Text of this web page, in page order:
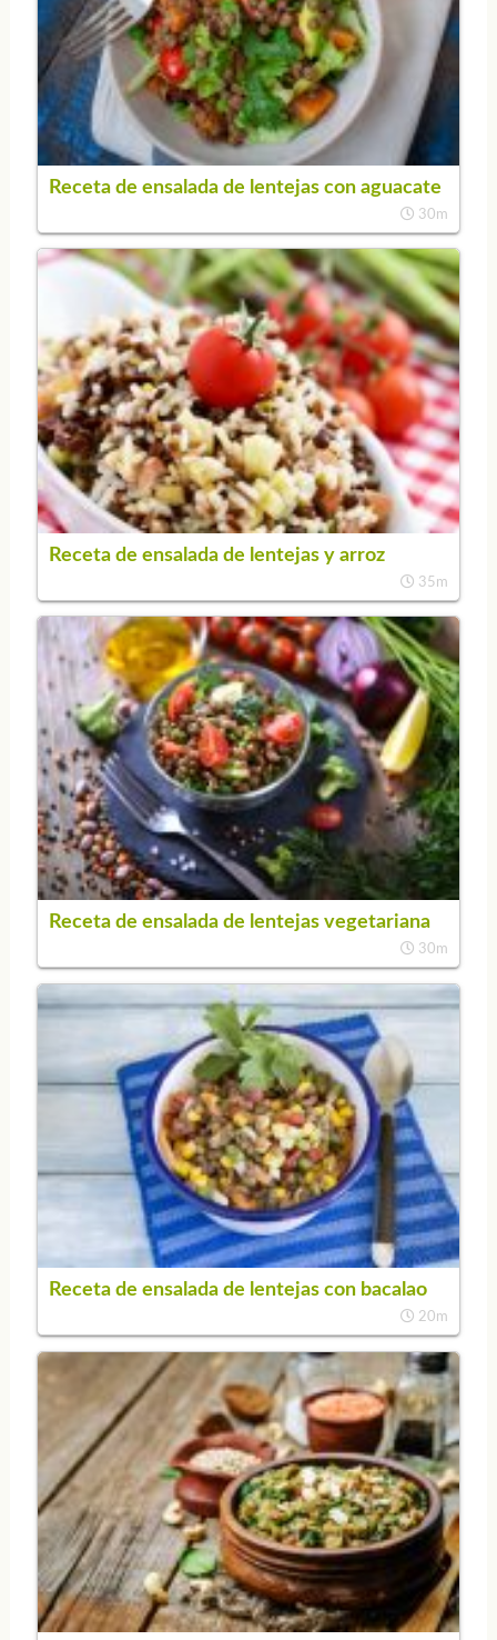
Receta de ensalada de lentejas con aguacate
30m
Receta de ensalada de lentejas y arroz
35m
Receta de ensalada de lentejas vegetariana
30m
Receta de ensalada de lentejas con bacalao
20m